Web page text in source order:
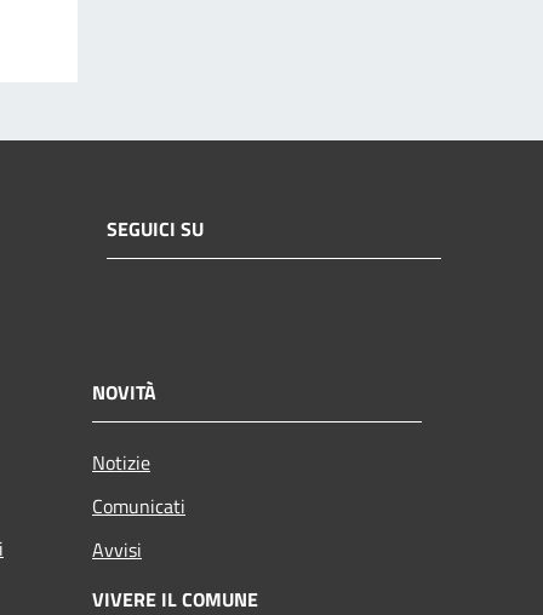
SEGUICI SU
NOVITÀ
Notizie
Comunicati
Avvisi
VIVERE IL COMUNE